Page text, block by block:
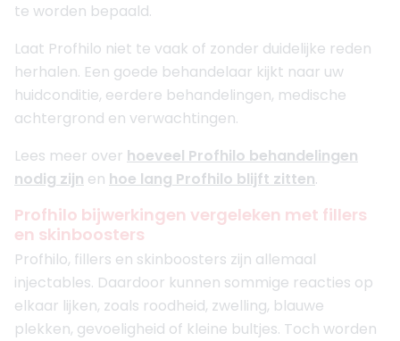
te worden bepaald.
Laat Profhilo niet te vaak of zonder duidelijke reden
herhalen. Een goede behandelaar kijkt naar uw
huidconditie, eerdere behandelingen, medische
achtergrond en verwachtingen.
Lees meer over hoeveel Profhilo behandelingen
nodig zijn en hoe lang Profhilo blijft zitten.
Profhilo bijwerkingen vergeleken met fillers
en skinboosters
Profhilo, fillers en skinboosters zijn allemaal
injectables. Daardoor kunnen sommige reacties op
elkaar lijken, zoals roodheid, zwelling, blauwe
plekken, gevoeligheid of kleine bultjes. Toch worden